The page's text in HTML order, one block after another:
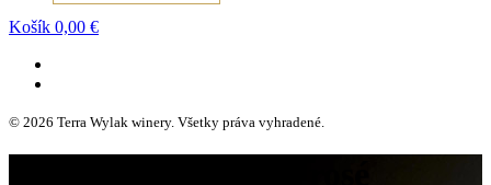
Košík 0,00 €
© 2026 Terra Wylak winery. Všetky práva vyhradené.